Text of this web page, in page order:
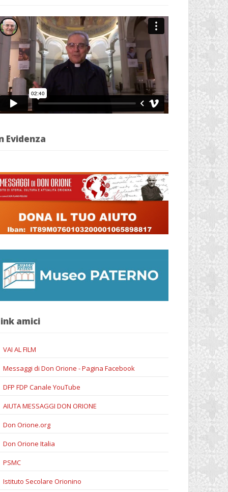
Evidenza
amici
VAI AL FILM
Messaggi di Don Orione - Pagina Facebook
DFP FDP Canale YouTube
AIUTA MESSAGGI DON ORIONE
Don Orione.org
Don Orione Italia
PSMC
Istituto Secolare Orionino